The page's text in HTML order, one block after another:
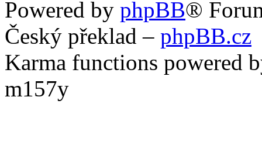
Powered by phpBB®
Český překlad – phpBB.cz
Karma functions powered
m157y